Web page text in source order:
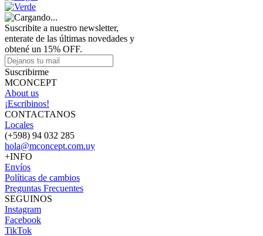
Suscribite a nuestro newsletter,
enterate de las últimas novedades y
obtené un 15% OFF.
Suscribirme
MCONCEPT
About us
¡Escribinos!
CONTACTANOS
Locales
(+598) 94 032 285
hola@mconcept.com.uy
+INFO
Envíos
Políticas de cambios
Preguntas Frecuentes
SEGUINOS
Instagram
Facebook
TikTok